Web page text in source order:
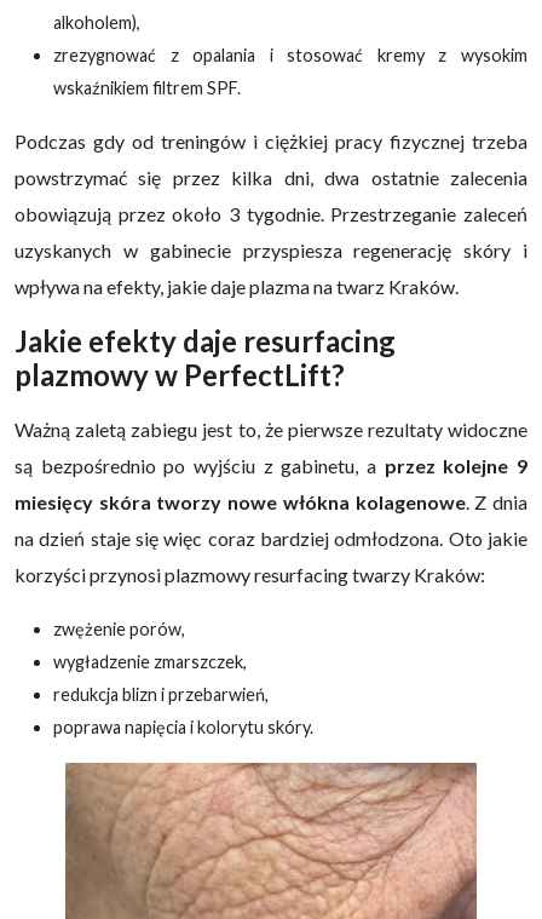
alkoholem),
zrezygnować z opalania i stosować kremy z wysokim
wskaźnikiem filtrem SPF.
Podczas gdy od treningów i ciężkiej pracy fizycznej trzeba
powstrzymać się przez kilka dni, dwa ostatnie zalecenia
obowiązują przez około 3 tygodnie. Przestrzeganie zaleceń
uzyskanych w gabinecie przyspiesza regenerację skóry i
wpływa na efekty, jakie daje plazma na twarz Kraków.
Jakie efekty daje resurfacing
plazmowy w PerfectLift?
Ważną zaletą zabiegu jest to, że pierwsze rezultaty widoczne
są bezpośrednio po wyjściu z gabinetu, a przez kolejne 9
miesięcy skóra tworzy nowe włókna kolagenowe. Z dnia
na dzień staje się więc coraz bardziej odmłodzona. Oto jakie
korzyści przynosi plazmowy resurfacing twarzy Kraków:
zwężenie porów,
wygładzenie zmarszczek,
redukcja blizn i przebarwień,
poprawa napięcia i kolorytu skóry.